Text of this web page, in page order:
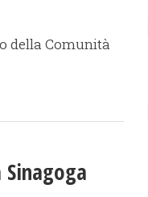
della Comunità